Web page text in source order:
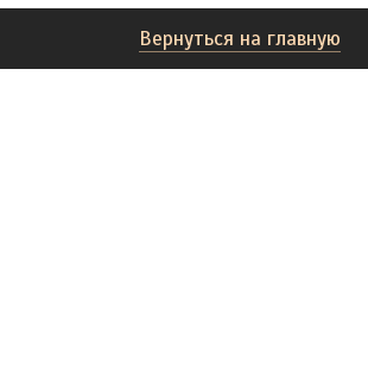
Вернуться на главную